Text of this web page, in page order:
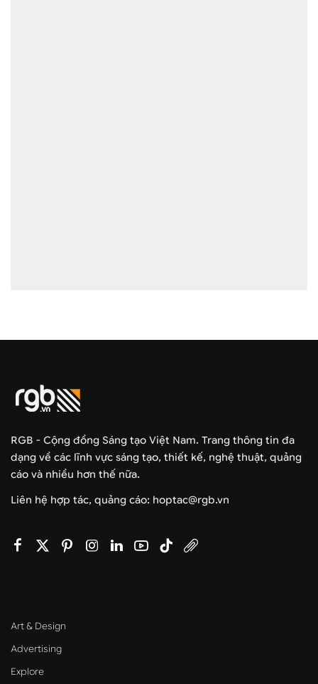
RGB - Cộng đồng Sáng tạo Việt Nam. Trang thông tin đa
dạng về các lĩnh vực sáng tạo, thiết kế, nghệ thuật, quảng
cáo và nhiều hơn thế nữa.
Liên hệ hợp tác, quảng cáo: hoptac@rgb.vn
Art & Design
Advertising
Explore